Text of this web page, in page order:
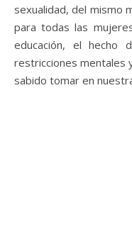
sexualidad, del mismo
para todas las
educación, el
restricciones mentales
sabido tomar en